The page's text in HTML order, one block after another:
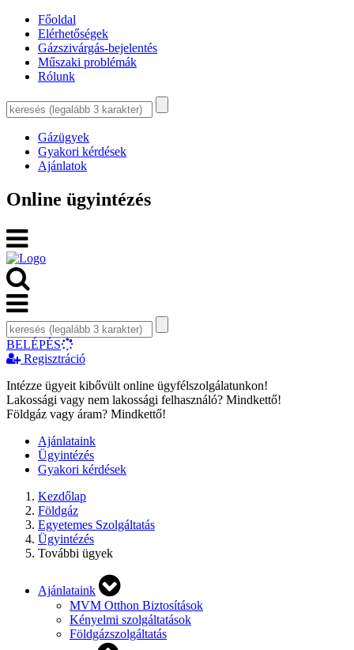
Főoldal
Elérhetőségek
Gázszivárgás-bejelentés
Műszaki problémák
Rólunk
Gázügyek
Gyakori kérdések
Ajánlatok
Online ügyintézés
BELÉPÉS
Regisztráció
Intézze ügyeit kibővült online ügyfélszolgálatunkon!
Lakossági vagy nem lakossági felhasználó? Mindkettő!
Földgáz vagy áram? Mindkettő!
Ajánlataink
Ügyintézés
Gyakori kérdések
Kezdőlap
Földgáz
Egyetemes Szolgáltatás
Ügyintézés
További ügyek
Ajánlataink
MVM Otthon Biztosítások
Kényelmi szolgáltatások
Földgázszolgáltatás